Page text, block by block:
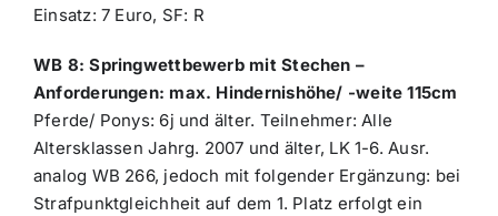
Einsatz: 7 Euro, SF: R
WB 8: Springwettbewerb mit Stechen –
Anforderungen: max. Hindernishöhe/ -weite 115cm
Pferde/ Ponys: 6j und älter. Teilnehmer: Alle
Altersklassen Jahrg. 2007 und älter, LK 1-6. Ausr.
analog WB 266, jedoch mit folgender Ergänzung: bei
Strafpunktgleichheit auf dem 1. Platz erfolgt ein